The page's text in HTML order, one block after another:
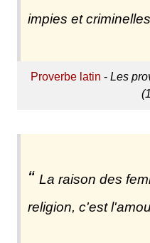
impies et
Proverbe latin -Les
La raison des
religion, c'est